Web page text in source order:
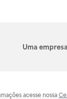
Uma empresa
acesse nossa